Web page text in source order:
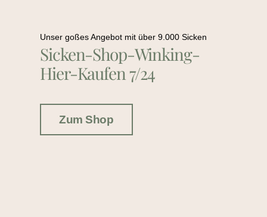
Unser goßes Angebot mit über 9.000 Sicken
Sicken-Shop-Winking-
Hier-Kaufen 7/24
Zum Shop